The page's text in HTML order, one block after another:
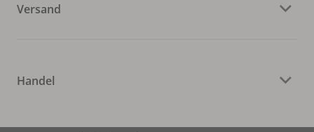
Versand
Handel